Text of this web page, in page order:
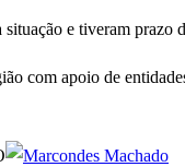
e tiveram prazo
com apoio de